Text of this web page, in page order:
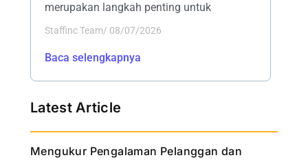
merupakan langkah penting untuk
Staffinc Team/ 08/07/2026
Baca selengkapnya
Latest Article
Mengukur Pengalaman Pelanggan dan